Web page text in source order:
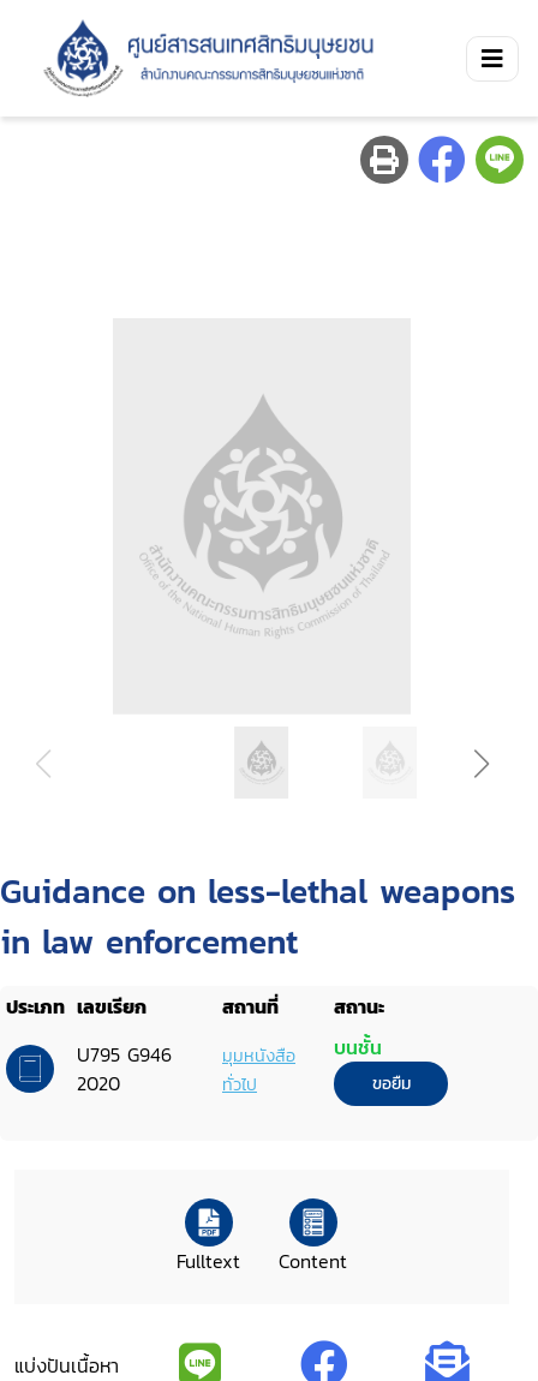
Guidance on less-lethal weapons
in law enforcement
ประเภท เลขเรียก สถานที่
สถานะ
U795 G946
2020
มุมหนังสือ
ทั่วไป
บนชั้น
ขอยืม
Fulltext Content
แบ่งปันเนื้อหา